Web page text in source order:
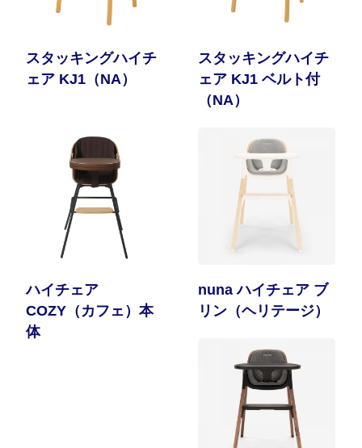
スタッキングハイチ
ェア KJ1（NA）
スタッキングハイチ
ェア KJ1 ベルト付
（NA）
ハイチェア
COZY（カフェ）本
体
nuna ハイチェア ブ
リン（ヘリテージ）